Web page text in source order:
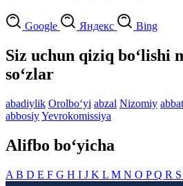
Google Яндекс Bing
Siz uchun qiziq bo‘lishi
so‘zlar
abadiylik Orolbo‘yi abzal Nizomiy abbat
abbosiyYevrokomissiya
Alifbo bo‘yicha
A B D E F G H I J K L M N O PQ R S